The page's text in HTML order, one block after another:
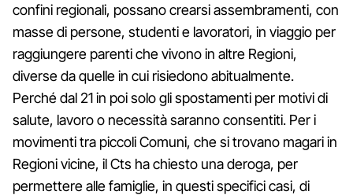
confini regionali, possano crearsi assembramenti, con
masse di persone, studenti e lavoratori, in viaggio per
raggiungere parenti che vivono in altre Regioni,
diverse da quelle in cui risiedono abitualmente.
Perché dal 21 in poi solo gli spostamenti per motivi di
salute, lavoro o necessità saranno consentiti. Per i
movimenti tra piccoli Comuni, che si trovano magari in
Regioni vicine, il Cts ha chiesto una deroga, per
permettere alle famiglie, in questi specifici casi, di